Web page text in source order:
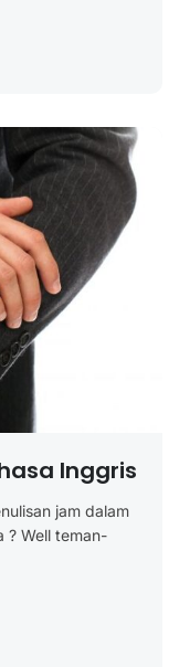
Inggris
jam dalam
? Well teman-